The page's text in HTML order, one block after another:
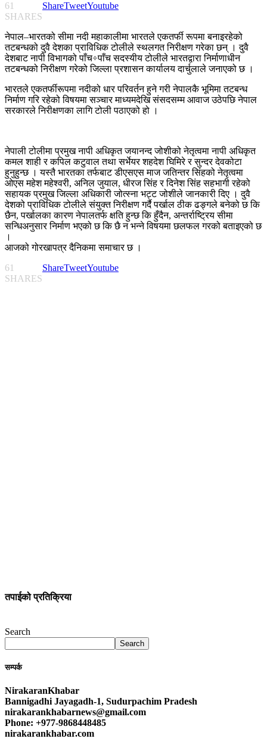
61
SHARES
ShareTweetYoutube
नेपाल–भारतको सीमा नदी महाकालीमा भारतले एकतर्फी रूपमा बनाइरहेको
तटबन्धको दुवै देशका प्राविधिक टोलीले स्थलगत निरीक्षण गरेका छन् । दुवै
देशबाट नापी विभागको पाँच÷पाँच सदस्यीय टोलीले भारतद्वारा निर्माणाधीन
तटबन्धको निरीक्षण गरेको जिल्ला प्रशासन कार्यालय दार्चुलाले जनाएको छ ।
भारतले एकतर्फीरूपमा नदीको धार परिवर्तन हुने गरी नेपालकै भूमिमा तटबन्ध
निर्माण गरि रहेको विषयमा सञ्चार माध्यमदेखि संसदसम्म आवाज उठेपछि नेपाल
सरकारले निरीक्षणका लागि टोली पठाएको हो ।
नेपाली टोलीमा प्रमुख नापी अधिकृत जयानन्द जोशीको नेतृत्वमा नापी अधिकृत
कमल शाही र कपिल कटुवाल तथा सर्भेयर शहदेश घिमिरे र सुन्दर देवकोटा
हुनुहुन्छ । यस्तै भारतका तर्फबाट डीएसएस माज जतिन्तर सिंहको नेतृत्वमा
ओएस महेश महेश्वरी, अनिल जुयाल, धीरज सिंह र दिनेश सिंह सहभागी रहेको
सहायक प्रमुख जिल्ला अधिकारी जोत्स्ना भट्ट जोशीले जानकारी दिए । दुवै
देशको प्राविधिक टोलीले संयुक्त निरीक्षण गर्दै पर्खाल ठीक ढङ्गले बनेको छ कि
छैन, पर्खालका कारण नेपालतर्फ क्षति हुन्छ कि हुँदैन, अन्तर्राष्ट्रिय सीमा
सन्धिअनुसार निर्माण भएको छ कि छै न भन्ने विषयमा छलफल गरको बताइएको छ
।
आजको गोरखापत्र दैनिकमा समाचार छ ।
61
SHARES
ShareTweetYoutube
तपाईको प्रतिक्रिया
Search
Search
सम्पर्क
NirakaranKhabar
Bannigadhi Jayagadh-1, Sudurpachim Pradesh
nirakarankhabarnews@gmail.com
Phone: +977-9868448485
nirakarankhabar.com